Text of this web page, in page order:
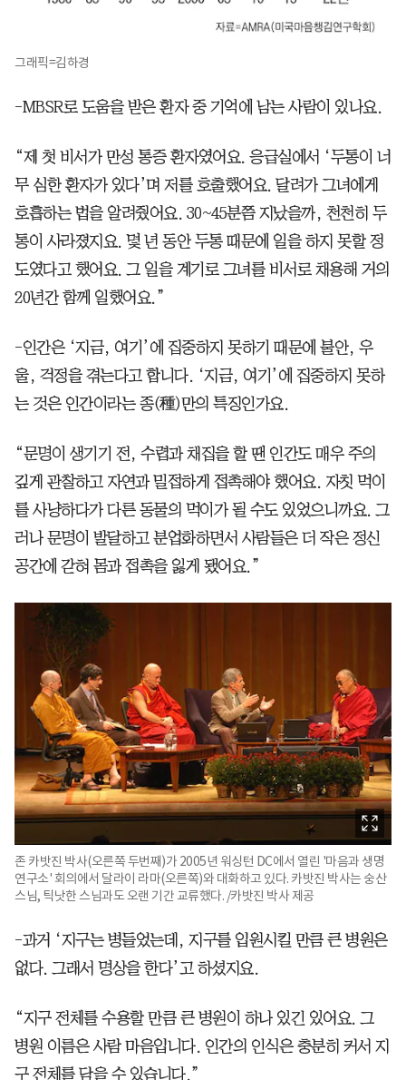
그래픽=김하경
-MBSR로 도움을 받은 환자 중 기억에 남는 사람이 있나요.
“제 첫 비서가 만성 통증 환자였어요. 응급실에서 ‘두통이 너
무 심한 환자가 있다’며 저를 호출했어요. 달려가 그녀에게
호흡하는 법을 알려줬어요. 30~45분쯤 지났을까, 천천히 두
통이 사라졌지요. 몇 년 동안 두통 때문에 일을 하지 못할 정
도였다고 했어요. 그 일을 계기로 그녀를 비서로 채용해 거의
20년간 함께 일했어요.”
-인간은 ‘지금, 여기’에 집중하지 못하기 때문에 불안, 우
울, 걱정을 겪는다고 합니다. ‘지금, 여기’에 집중하지 못하
는 것은 인간이라는 종(種)만의 특징인가요.
“문명이 생기기 전, 수렵과 채집을 할 땐 인간도 매우 주의
깊게 관찰하고 자연과 밀접하게 접촉해야 했어요. 자칫 먹이
를 사냥하다가 다른 동물의 먹이가 될 수도 있었으니까요. 그
러나 문명이 발달하고 분업화하면서 사람들은 더 작은 정신
공간에 갇혀 몸과 접촉을 잃게 됐어요.”
존 카밧진 박사(오른쪽 두번째)가 2005년 워싱턴 DC에서 열린 '마음과 생명
연구소' 회의에서 달라이 라마(오른쪽)와 대화하고 있다. 카밧진 박사는 숭산
스님, 틱낫한 스님과도 오랜 기간 교류했다. /카밧진 박사 제공
-과거 ‘지구는 병들었는데, 지구를 입원시킬 만큼 큰 병원은
없다. 그래서 명상을 한다’고 하셨지요.
“지구 전체를 수용할 만큼 큰 병원이 하나 있긴 있어요. 그
병원 이름은 사람 마음입니다. 인간의 인식은 충분히 커서 지
구 전체를 담을 수 있습니다.”